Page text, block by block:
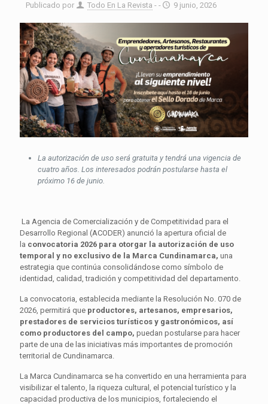
Publicado por Todo En La Revista - - 9 junio, 2026
La autorización de uso será gratuita y tendrá una vigencia de
cuatro años. Los interesados podrán postularse hasta el
próximo 16 de junio.
La Agencia de Comercialización y de Competitividad para el
Desarrollo Regional (ACODER) anunció la apertura oficial de
la convocatoria 2026 para otorgar la autorización de uso
temporal y no exclusivo de la Marca Cundinamarca, una
estrategia que continúa consolidándose como símbolo de
identidad, calidad, tradición y competitividad del departamento.
La convocatoria, establecida mediante la Resolución No. 070 de
2026, permitirá que productores, artesanos, empresarios,
prestadores de servicios turísticos y gastronómicos, así
como productores del campo, puedan postularse para hacer
parte de una de las iniciativas más importantes de promoción
territorial de Cundinamarca.
La Marca Cundinamarca se ha convertido en una herramienta para
visibilizar el talento, la riqueza cultural, el potencial turístico y la
capacidad productiva de los municipios, fortaleciendo el